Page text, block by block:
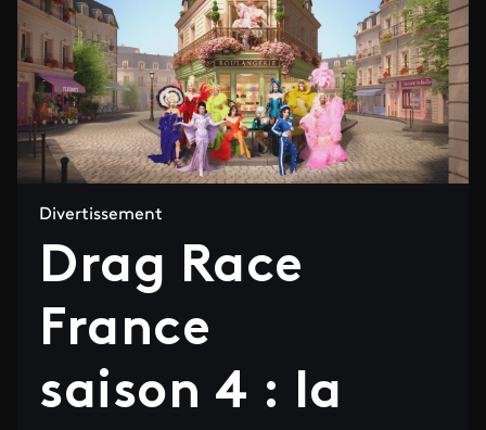
Divertissement
Drag Race
France
saison 4 : la